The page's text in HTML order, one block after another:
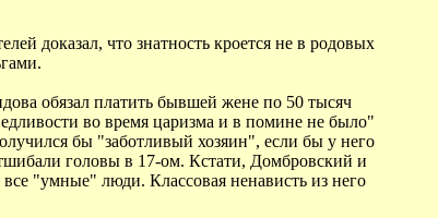
доказал, что знатность кроется не в родовых
обязал платить бывшей жене по 50 тысяч
во время царизма и в помине не было"
бы "заботливый хозяин", если бы у него
головы в 17-ом. Кстати, Домбровский и
"умные" люди. Классовая ненависть из него